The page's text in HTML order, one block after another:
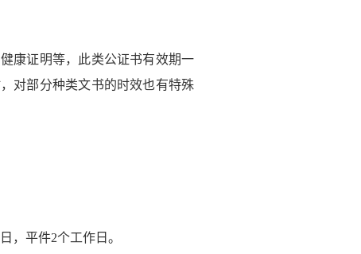
康证明等，此类公证书有效期一
对部分种类文书的时效也有特殊
平件2个工作日。